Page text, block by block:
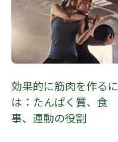
効果的に筋肉を作るに
は：たんぱく質、食
事、運動の役割